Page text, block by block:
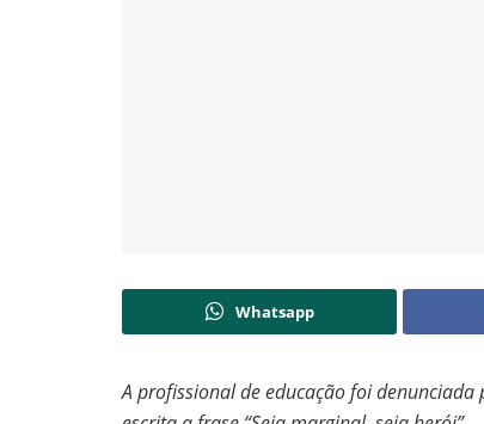
Whatsapp
A profissional de educação foi